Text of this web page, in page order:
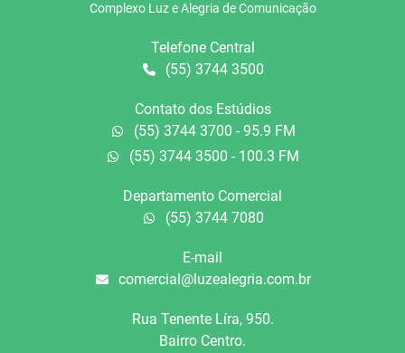
Complexo Luz e Alegria de Comunicação
Telefone Central
(55) 3744 3500
Contato dos Estúdios
(55) 3744 3700 - 95.9 FM
(55) 3744 3500 - 100.3 FM
Departamento Comercial
(55) 3744 7080
E-mail
comercial@luzealegria.com.br
Rua Tenente Líra, 950.
Bairro Centro.